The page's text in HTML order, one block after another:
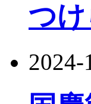
つ
2024-